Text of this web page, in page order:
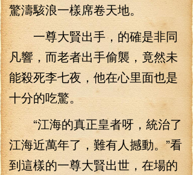
驚濤駭浪一樣席卷天地。
一尊大賢出手，的確是非同
凡響，而老者出手偷襲，竟然未
能殺死李七夜，他在心里面也是
十分的吃驚。
“江海的真正皇者呀，統治了
江海近萬年了，難有人撼動。”看
到這樣的一尊大賢出世，在場的